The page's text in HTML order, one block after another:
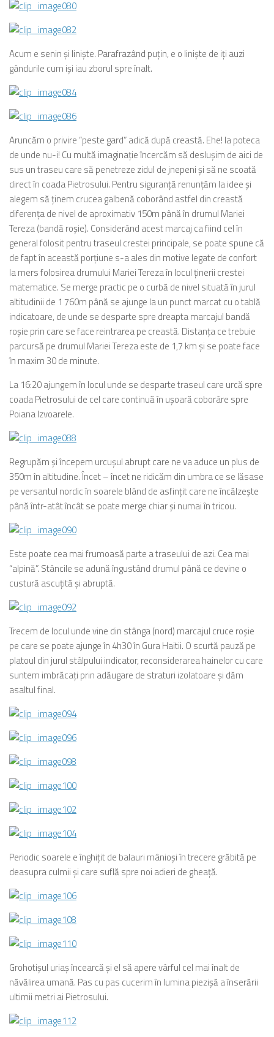
Acum e senin şi linişte. Parafrazând puţin, e o linişte de iţi auzi
gândurile cum işi iau zborul spre înalt.
Aruncăm o privire “peste gard” adică după creastă. Ehe! Ia poteca
de unde nu-i! Cu multă imaginaţie încercăm să desluşim de aici de
sus un traseu care să penetreze zidul de jnepeni şi să ne scoată
direct în coada Pietrosului. Pentru siguranţă renunţăm la idee şi
alegem să ţinem crucea galbenă coborând astfel din creastă
diferenţa de nivel de aproximativ 150m până în drumul Mariei
Tereza (bandă roşie). Considerând acest marcaj ca fiind cel în
general folosit pentru traseul crestei principale, se poate spune că
de fapt în această porţiune s-a ales din motive legate de confort
la mers folosirea drumului Mariei Tereza în locul ţinerii crestei
matematice. Se merge practic pe o curbă de nivel situată în jurul
altitudinii de 1 760m până se ajunge la un punct marcat cu o tablă
indicatoare, de unde se desparte spre dreapta marcajul bandă
roşie prin care se face reintrarea pe creastă. Distanţa ce trebuie
parcursă pe drumul Mariei Tereza este de 1,7 km şi se poate face
în maxim 30 de minute.
La 16:20 ajungem în locul unde se desparte traseul care urcă spre
coada Pietrosului de cel care continuă în uşoară coborâre spre
Poiana Izvoarele.
Regrupăm şi începem urcuşul abrupt care ne va aduce un plus de
350m în altitudine. Încet – încet ne ridicăm din umbra ce se lăsase
pe versantul nordic în soarele blând de asfinţit care ne încălzeşte
până într-atât încât se poate merge chiar şi numai în tricou.
Este poate cea mai frumoasă parte a traseului de azi. Cea mai
“alpină”. Stâncile se adună îngustând drumul până ce devine o
custură ascuţită şi abruptă.
Trecem de locul unde vine din stânga (nord) marcajul cruce roşie
pe care se poate ajunge în 4h30 în Gura Haitii. O scurtă pauză pe
platoul din jurul stâlpului indicator, reconsiderarea hainelor cu care
suntem imbrăcaţi prin adăugare de straturi izolatoare şi dăm
asaltul final.
Periodic soarele e înghiţit de balauri mânioşi în trecere grăbită pe
deasupra culmii şi care suflă spre noi adieri de gheaţă.
Grohotişul uriaş încearcă şi el să apere vârful cel mai înalt de
năvălirea umană. Pas cu pas cucerim în lumina piezişă a înserării
ultimii metri ai Pietrosului.